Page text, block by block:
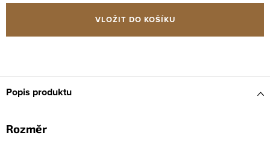
cena:
VLOŽIT DO KOŠÍKU
Popis produktu
Rozměr